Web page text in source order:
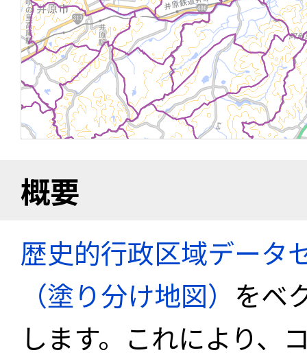
概要
歴史的行政区域データ
（塗り分け地図） をベ
します。これにより、